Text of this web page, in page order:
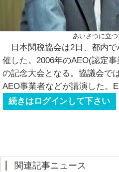
あいさつに立
日本関税協会は2日、都内で
催した。2006年のAEO(認定
の記念大会となる。協議会で
AEO事業者などが講演した。
続きはログインして下さい
関連記事ニュース